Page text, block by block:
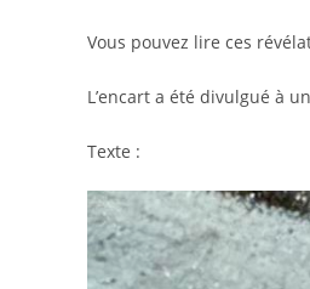
Vous pouvez lire ces
L’encart a été divulgué à
Texte :